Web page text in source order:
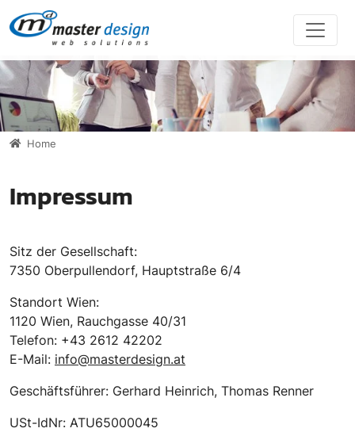
Direkt zur Hauptnavigation springen
Direkt zum Inhalt springen
Home
Impressum
Sitz der Gesellschaft:
7350 Oberpullendorf, Hauptstraße 6/4
Standort Wien:
1120 Wien, Rauchgasse 40/31
Telefon: +43 2612 42202
E-Mail: info@masterdesign.at
Geschäftsführer: Gerhard Heinrich, Thomas Renner
USt-IdNr: ATU65000045